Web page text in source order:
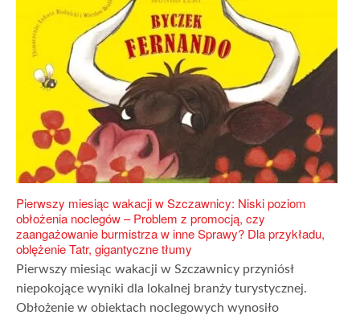
Pierwszy miesiąc wakacji w Szczawnicy: Niski poziom
obłożenia noclegów – Problem z promocją, czy
zaangażowanie burmistrza w inne Sprawy? Dla przykładu,
oblężenie Tatr, gigantyczne tłumy
Pierwszy miesiąc wakacji w Szczawnicy przyniósł
niepokojące wyniki dla lokalnej branży turystycznej.
Obłożenie w obiektach noclegowych wynosiło